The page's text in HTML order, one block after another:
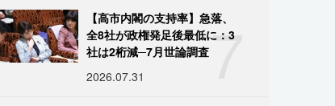
7
【高市内閣の支持率】急落、
全8社が政権発足後最低に：3
社は2桁減─7月世論調査
2026.07.31